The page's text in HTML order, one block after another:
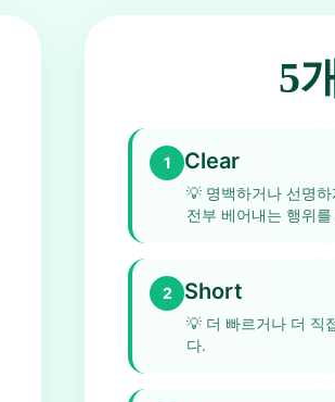
5
1 Clear
💡 명백하거나 선명
전부 베어내는 행위
2 Short
💡 더 빠르거나 더 직
다.